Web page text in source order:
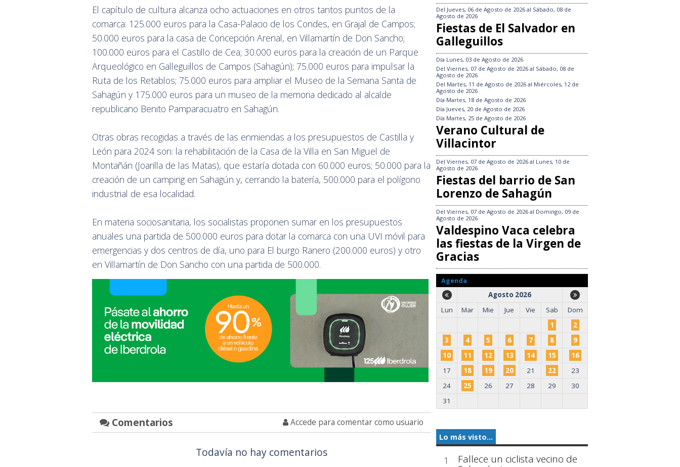
El capítulo de cultura alcanza ocho actuaciones en otros tantos puntos de la
comarca: 125.000 euros para la Casa-Palacio de los Condes, en Grajal de Campos;
50.000 euros para la casa de Concepción Arenal, en Villamartín de Don Sancho;
100.000 euros para el Castillo de Cea; 30.000 euros para la creación de un Parque
Arqueológico en Galleguillos de Campos (Sahagún); 75.000 euros para impulsar la
Ruta de los Retablos; 75.000 euros para ampliar el Museo de la Semana Santa de
Sahagún y 175.000 euros para un museo de la memoria dedicado al alcalde
republicano Benito Pamparacuatro en Sahagún.
Otras obras recogidas a través de las enmiendas a los presupuestos de Castilla y
León para 2024 son: la rehabilitación de la Casa de la Villa en San Miguel de
Montañán (Joarilla de las Matas), que estaría dotada con 60.000 euros; 50.000 para la
creación de un camping en Sahagún y, cerrando la batería, 500.000 para el polígono
industrial de esa localidad.
En materia sociosanitaria, los socialistas proponen sumar en los presupuestos
anuales una partida de 500.000 euros para dotar la comarca con una UVI móvil para
emergencias y dos centros de día, uno para El burgo Ranero (200.000 euros) y otro
en Villamartín de Don Sancho con una partida de 500.000.
Comentarios Accede para comentar como usuario
Todavía no hay comentarios
Del Jueves, 06 de Agosto de 2026 al Sábado, 08 de
Agosto de 2026
Fiestas de El Salvador en
Galleguillos
Día Lunes, 03 de Agosto de 2026
Del Viernes, 07 de Agosto de 2026 al Sábado, 08 de
Agosto de 2026
Del Martes, 11 de Agosto de 2026 al Miércoles, 12 de
Agosto de 2026
Día Martes, 18 de Agosto de 2026
Día Jueves, 20 de Agosto de 2026
Día Martes, 25 de Agosto de 2026
Verano Cultural de
Villacintor
Del Viernes, 07 de Agosto de 2026 al Lunes, 10 de
Agosto de 2026
Fiestas del barrio de San
Lorenzo de Sahagún
Del Viernes, 07 de Agosto de 2026 al Domingo, 09 de
Agosto de 2026
Valdespino Vaca celebra
las fiestas de la Virgen de
Gracias
Agenda
Agosto 2026
Lun
Mar Mie Jue Vie Sab
Dom
1
2
3
4 5 6 7 8
9
10
11 12 13 14 15
16
17
18 19 20 21 22
23
24
25 26 27 28 29
30
31
Lo más visto...
1 Fallece un ciclista vecino de